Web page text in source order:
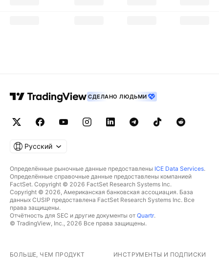
СДЕЛАНО ЛЮДЬМИ
Русский
Определённые рыночные данные предоставлены ICE Data Services.
Определённые справочные данные предоставлены компанией
FactSet. Copyright © 2026 FactSet Research Systems Inc.
Copyright © 2026, Американская банковская ассоциация. База
данных CUSIP предоставлена FactSet Research Systems Inc. Все
права защищены.
Отчётность для SEC и другие документы от Quartr.
© TradingView, Inc., 2026 Все права защищены.
БОЛЬШЕ, ЧЕМ ПРОДУКТ ИНСТРУМЕНТЫ И ПОДПИСКИ